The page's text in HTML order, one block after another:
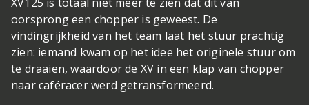
oorsprong een chopper is geweest. De
vindingrijkheid van het team laat het stuur prachtig
zien: iemand kwam op het idee het originele stuur om
te draaien, waardoor de XV in een klap van chopper
naar caféracer werd getransformeerd.